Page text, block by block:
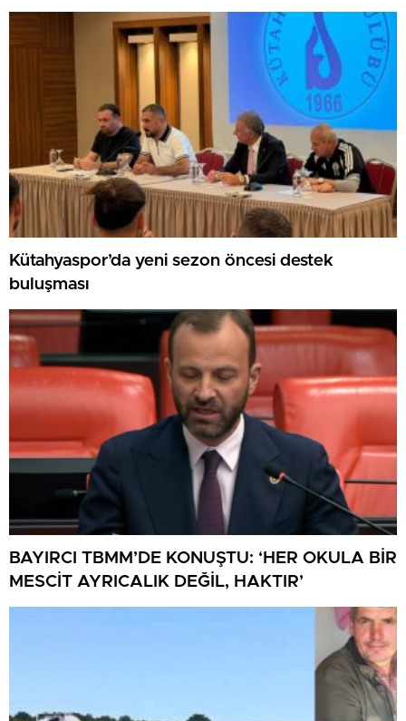
GAZİLERİ AĞIRLADI
Kütahyaspor’da yeni sezon öncesi destek
buluşması
BAYIRCI TBMM’DE KONUŞTU: ‘HER OKULA BİR
MESCİT AYRICALIK DEĞİL, HAKTIR’